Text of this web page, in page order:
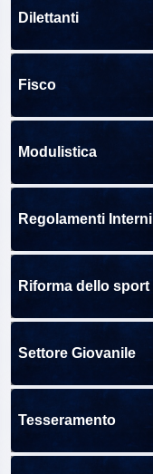
Dilettanti
Fisco
Modulistica
Regolamenti Interni
Riforma dello sport
Settore Giovanile
Tesseramento